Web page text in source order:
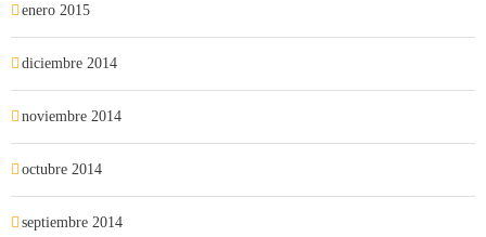
enero 2015
diciembre 2014
noviembre 2014
octubre 2014
septiembre 2014